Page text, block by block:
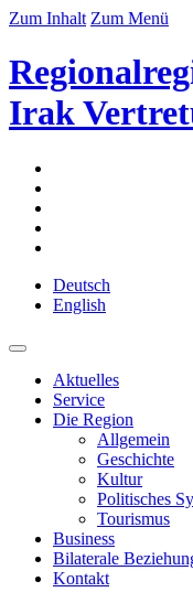
Zum Inhalt Zum Menü
Irak
Deutsch
English
Aktuelles
Service
Die Region
Allgemein
Geschichte
Kultur
Politisches
Tourismus
Business
Bilaterale
Kontakt